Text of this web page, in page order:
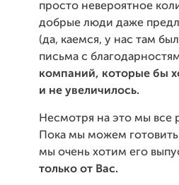
просто невероятное
добрые люди даже
(да, каемся, у нас там
письма с
компаний, которые бы
и не увеличилось.
Несмотря на это мы все
Пока мы можем
мы очень хотим его
только от Вас.